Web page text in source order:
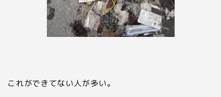
これができてない人が多い。